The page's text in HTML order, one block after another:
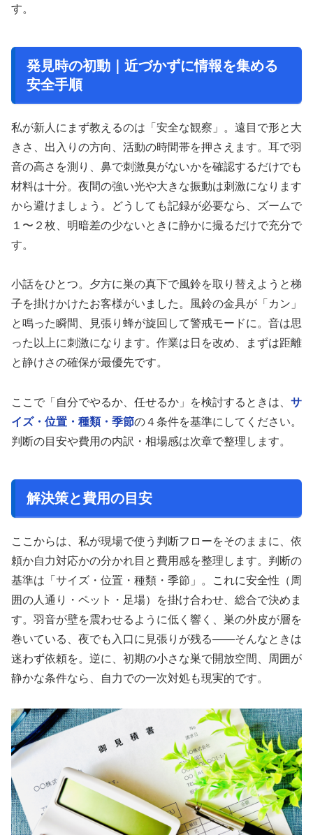
す。
発見時の初動｜近づかずに情報を集める
安全手順
私が新人にまず教えるのは「安全な観察」。遠目で形と大
きさ、出入りの方向、活動の時間帯を押さえます。耳で羽
音の高さを測り、鼻で刺激臭がないかを確認するだけでも
材料は十分。夜間の強い光や大きな振動は刺激になります
から避けましょう。どうしても記録が必要なら、ズームで
１〜２枚、明暗差の少ないときに静かに撮るだけで充分で
す。
小話をひとつ。夕方に巣の真下で風鈴を取り替えようと梯
子を掛けかけたお客様がいました。風鈴の金具が「カン」
と鳴った瞬間、見張り蜂が旋回して警戒モードに。音は思
った以上に刺激になります。作業は日を改め、まずは距離
と静けさの確保が最優先です。
ここで「自分でやるか、任せるか」を検討するときは、 サ
イズ・位置・種類・季節の４条件を基準にしてください。
判断の目安や費用の内訳・相場感は次章で整理します。
解決策と費用の目安
ここからは、私が現場で使う判断フローをそのままに、依
頼か自力対応かの分かれ目と費用感を整理します。判断の
基準は「サイズ・位置・種類・季節」。これに安全性（周
囲の人通り・ペット・足場）を掛け合わせ、総合で決めま
す。羽音が壁を震わせるように低く響く、巣の外皮が層を
巻いている、夜でも入口に見張りが残る――そんなときは
迷わず依頼を。逆に、初期の小さな巣で開放空間、周囲が
静かな条件なら、自力での一次対処も現実的です。